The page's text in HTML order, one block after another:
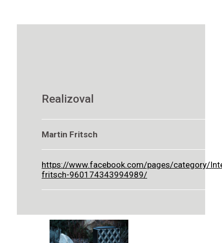
Realizoval
Martin Fritsch
https://www.facebook.com/pages/category/
fritsch-960174343994989/